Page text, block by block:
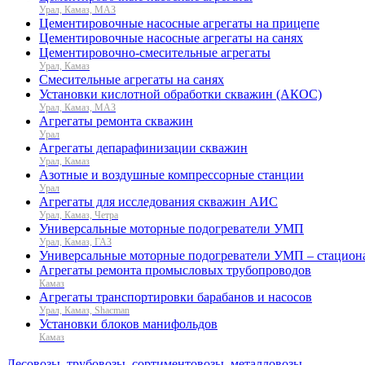
Урал, Камаз, МАЗ
Цементировочные насосные агрегаты на прицепе
Цементировочные насосные агрегаты на санях
Цементировочно-смесительные агрегаты
Урал, Камаз
Смесительные агрегаты на санях
Установки кислотной обработки скважин (АКОС)
Урал, Камаз, МАЗ
Агрегаты ремонта скважин
Урал
Агрегаты депарафинизации скважин
Урал, Камаз
Азотные и воздушные компрессорные станции
Урал
Агрегаты для исследования скважин АИС
Урал, Камаз, Четра
Универсальные моторные подогреватели УМП
Урал, Камаз, ГАЗ
Универсальные моторные подогреватели УМП –
Агрегаты ремонта промысловых трубопроводов
Камаз
Агрегаты транспортировки барабанов и насосов
Урал, Камаз, Shacman
Установки блоков манифольдов
Камаз